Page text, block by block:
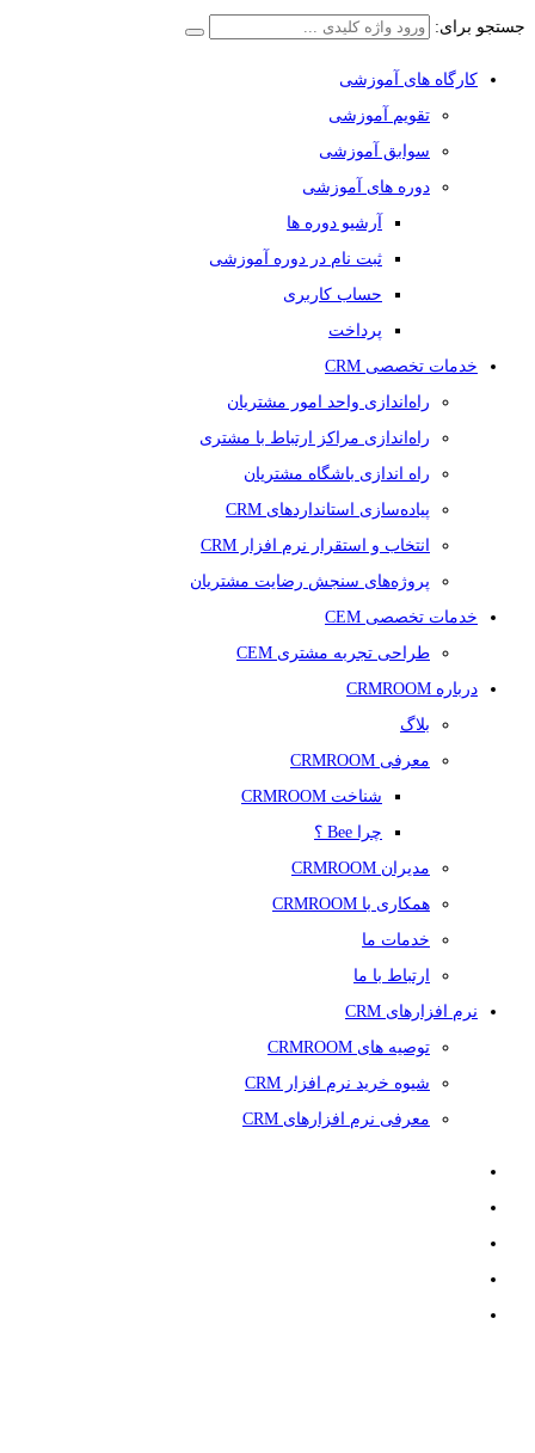
جستجو برای:
کارگاه های آموزشی
تقویم آموزشی
سوابق آموزشی
دوره های آموزشی
آرشیو دوره ها
ثبت نام در دوره آموزشی
حساب کاربری
پرداخت
خدمات تخصصی CRM
راه‌اندازی واحد امور مشتریان
راه‌اندازی مراکز ارتباط با مشتری
راه اندازی باشگاه مشتریان
پیاده‌سازی استانداردهای CRM
انتخاب و استقرار نرم افزار CRM
پروژه‌های سنجش رضایت مشتریان
خدمات تخصصی CEM
طراحی تجربه مشتری CEM
درباره CRMROOM
بلاگ
معرفی CRMROOM
شناخت CRMROOM
چرا Bee ؟
مدیران CRMROOM
همکاری با CRMROOM
خدمات ما
ارتباط با ما
نرم افزارهای CRM
توصیه های CRMROOM
شیوه خرید نرم افزار CRM
معرفی نرم افزارهای CRM